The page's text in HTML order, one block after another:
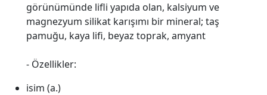
görünümünde lifli yapıda olan, kalsiyum ve
magnezyum silikat karışımı bir mineral; taş
pamuğu, kaya lifi, beyaz toprak, amyant
- Özellikler:
isim (a.)